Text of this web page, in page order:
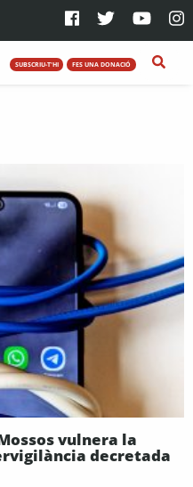
SUBSCRIU-T'HI FES UNA DONACIÓ
vulnera la
decretada